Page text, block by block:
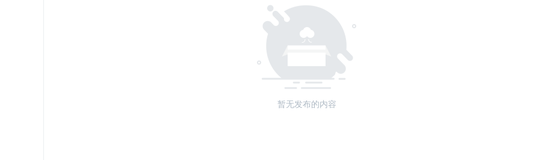
暂无发布的内容